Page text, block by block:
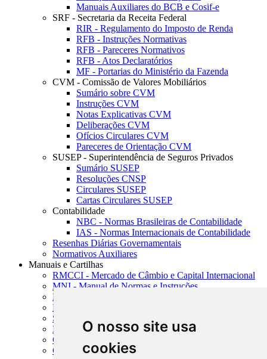
O nosso site usa
cookies
Manuais Auxiliares do BCB e Cosif-e
SRF - Secretaria da Receita Federal
RIR - Regulamento do Imposto de Renda
RFB - Instruções Normativas
RFB - Pareceres Normativos
RFB - Atos Declaratórios
MF - Portarias do Ministério da Fazenda
CVM - Comissão de Valores Mobiliários
Sumário sobre CVM
Instruções CVM
Notas Explicativas CVM
Deliberações CVM
Ofícios Circulares CVM
Pareceres de Orientação CVM
SUSEP - Superintendência de Seguros Privados
Sumário SUSEP
Resoluções CNSP
Circulares SUSEP
Cartas Circulares SUSEP
Contabilidade
NBC - Normas Brasileiras de Contabilidade
IAS - Normas Internacionais de Contabilidade
Resenhas Diárias Governamentais
Normativos Auxiliares
Manuais e Cartilhas
RMCCI - Mercado de Câmbio e Capital Internacional
MNI - Manual de Normas e Instruções
MTVM - Manual de Títulos e Valores Mobiliários
MCR - Manual de Crédito Rural
SISORF - Manual de Organização do SFN
MASUP - Manual de Supervisão Bancária
CADOC - Catálogo de Documentos
CNAE-CONCLA - Classificação Nacional de